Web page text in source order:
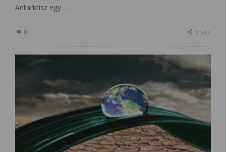
Antarktisz egy …
0 Share